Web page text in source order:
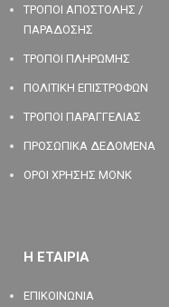
ΤΡΟΠΟΙ ΑΠΟΣΤΟΛΗΣ /
ΠΑΡΑΔΟΣΗΣ
ΤΡΟΠΟΙ ΠΛΗΡΩΜΗΣ
ΠΟΛΙΤΙΚΗ ΕΠΙΣΤΡΟΦΩΝ
ΤΡΟΠΟΙ ΠΑΡΑΓΓΕΛΙΑΣ
ΠΡΟΣΩΠΙΚΑ ΔΕΔΟΜΕΝΑ
ΟΡΟΙ ΧΡΗΣΗΣ MONK
Η ΕΤΑΙΡΙΑ
ΕΠΙΚΟΙΝΩΝΙΑ